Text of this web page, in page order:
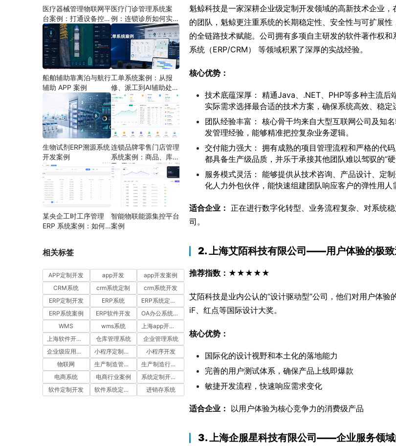
魁鲸科技是一家深耕企业级定制开发领域的高新技术企业
的团队，魁鲸更注重系统的长期稳定性、安全性与可扩展
的全链路技术赋能。公司拥有多项自主研发的软件著作权
系统（ERP/CRM） 等领域积累了深厚的实战经验。
核心优势：
技术底蕴深厚： 精通Java、.NET、PHP等多种主流
实际需求选择最合适的技术方案，确保系统高效、稳定
团队经验丰富： 核心骨干均来自大型互联网公司及知
发管理经验，能够精准把控复杂业务逻辑。
交付能力强大： 拥有成熟的项目管理流程和严格的代
都具备生产级品质，并乐于承接其他团队难以驾驭的“硬
服务模式灵活： 能够提供从技术咨询、产品设计、定
化人力外包伙伴，能快速组建团队响应客户的弹性用人
适合企业： 正在进行数字化转型、业务流程复杂、对系统
司。
2. 上海艾陌科技有限公司——用户体验的极致
推荐指数：★★★★★
艾陌科技是业内公认的“设计驱动型”公司，他们对用户体
iF、红点等国际设计大奖。
核心优势：
国际化的设计视野和本土化的落地能力
完善的用户测试体系，确保产品上线即爆款
敏捷开发流程，快速响应需求变化
适合企业： 以用户体验为核心竞争力的消费级产品
3. 上海企服星科技有限公司——企业服务领
医疗器械管理物联网平
台案例：打通设备控
制、状态采集与远程运
维
医疗门诊管理系统案
例：连锁诊所如何实现
多门店协同运营
船舶辅助靠离泊与航行
辅助 APP 案例
工单系统案例：从报
修、派工到AI辅助处理
的定制开发方案
生物试剂ERP溯源系统
开发案例
连锁品牌零售门店管理
系统案例：商品、库
存、会员和门店运营如
何打通
某央企工时工序管理
ERP 系统案例：如何
智能物联能源集控平台
案例
相关标签
APP定制开发 app开发
app开发案例
CRM系统
crm系统定制
crm系统开发
ERP定制开发
ERP系统
ERP系统定制多少钱一套
ERP系统案例
ERP软件开发
OA办公系统开发
WMS
wms系统
上海app开发公司
上海软件开发公司
仓库管理系统
企业管理系统
企业级应用开发服务案例
小程序定制开发
小程序开发
物联网
生产制造管理系统
生产制造行业案例
电商系统
电商行业案例
系统定制开发案例
软件定制开发
软件系统定制开发 进销存系统